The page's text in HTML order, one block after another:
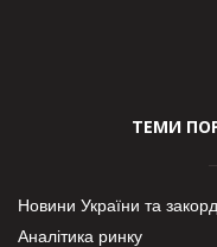
ТЕМИ
Новини України та
Аналітика ринку